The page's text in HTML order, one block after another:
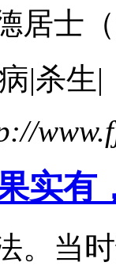
居士（
|杀生|
实有
。当